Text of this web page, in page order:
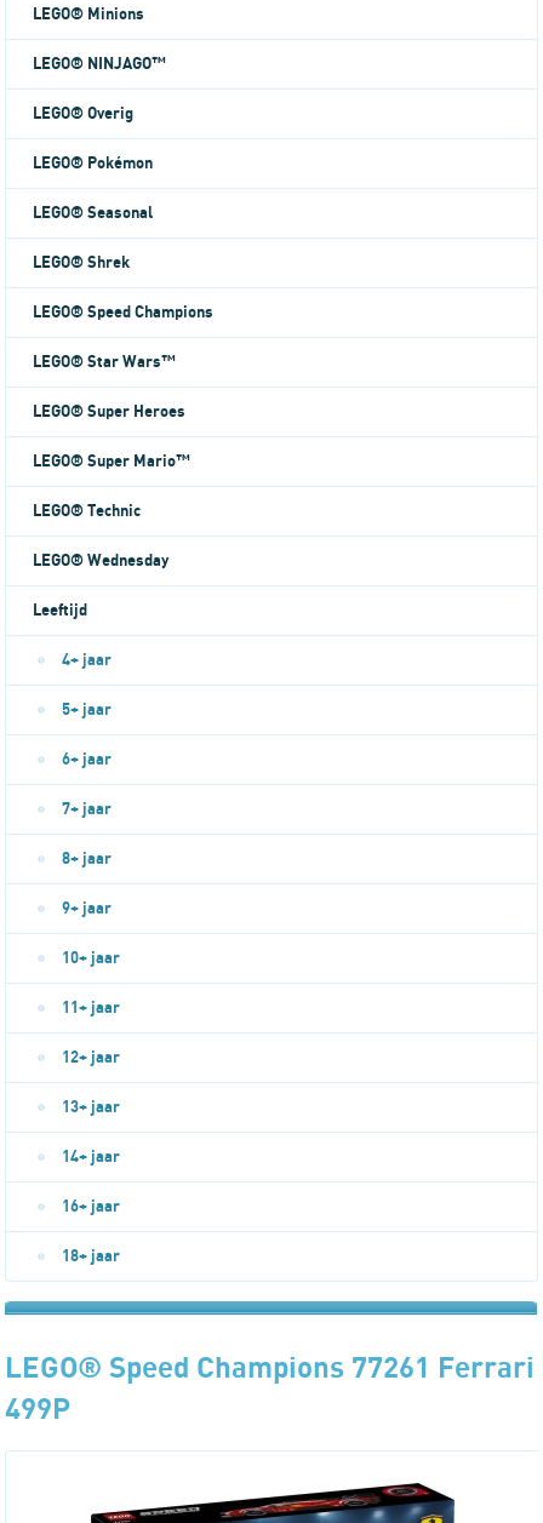
LEGO® Minions
LEGO® NINJAGO™
LEGO® Overig
LEGO® Pokémon
LEGO® Seasonal
LEGO® Shrek
LEGO® Speed Champions
LEGO® Star Wars™
LEGO® Super Heroes
LEGO® Super Mario™
LEGO® Technic
LEGO® Wednesday
Leeftijd
4+ jaar
5+ jaar
6+ jaar
7+ jaar
8+ jaar
9+ jaar
10+ jaar
11+ jaar
12+ jaar
13+ jaar
14+ jaar
16+ jaar
18+ jaar
LEGO® Speed Champions 77261 Ferrari
499P